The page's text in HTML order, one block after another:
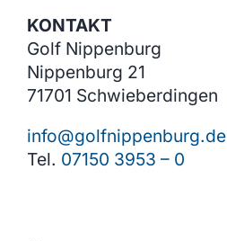
KONTAKT
Golf Nippenburg
Nippenburg 21
71701 Schwieberdingen
info@golfnippenburg.de
Tel. 07150 3953 – 0